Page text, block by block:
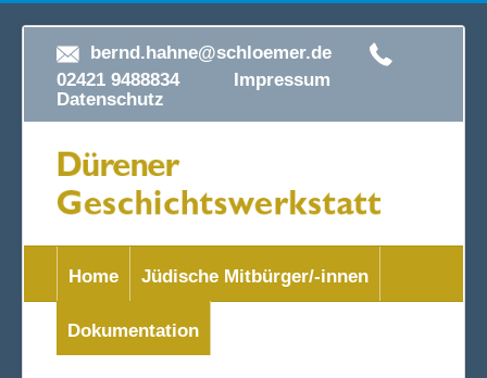
bernd.hahne@schloemer.de
02421 9488834 Impressum
Datenschutz
Home Jüdische Mitbürger/-innen
Dokumentation